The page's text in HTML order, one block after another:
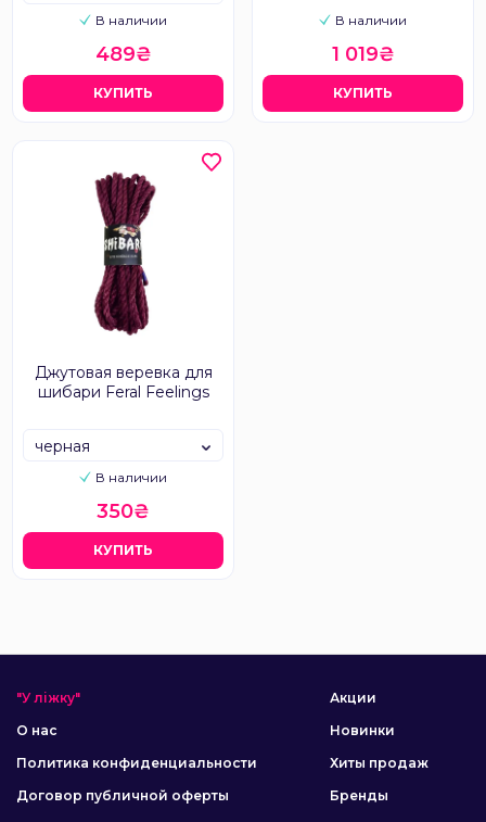
В наличии
489₴
КУПИТЬ
В наличии
1 019₴
КУПИТЬ
Джутовая веревка для
шибари Feral Feelings
В наличии
черная
350₴
КУПИТЬ
"У ліжку"
О нас
Политика конфиденциальности
Договор публичной оферты
Акции
Новинки
Хиты продаж
Бренды